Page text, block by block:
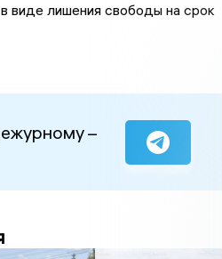
виде лишения свободы на срок
–